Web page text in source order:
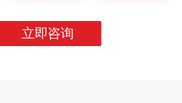
立即咨询